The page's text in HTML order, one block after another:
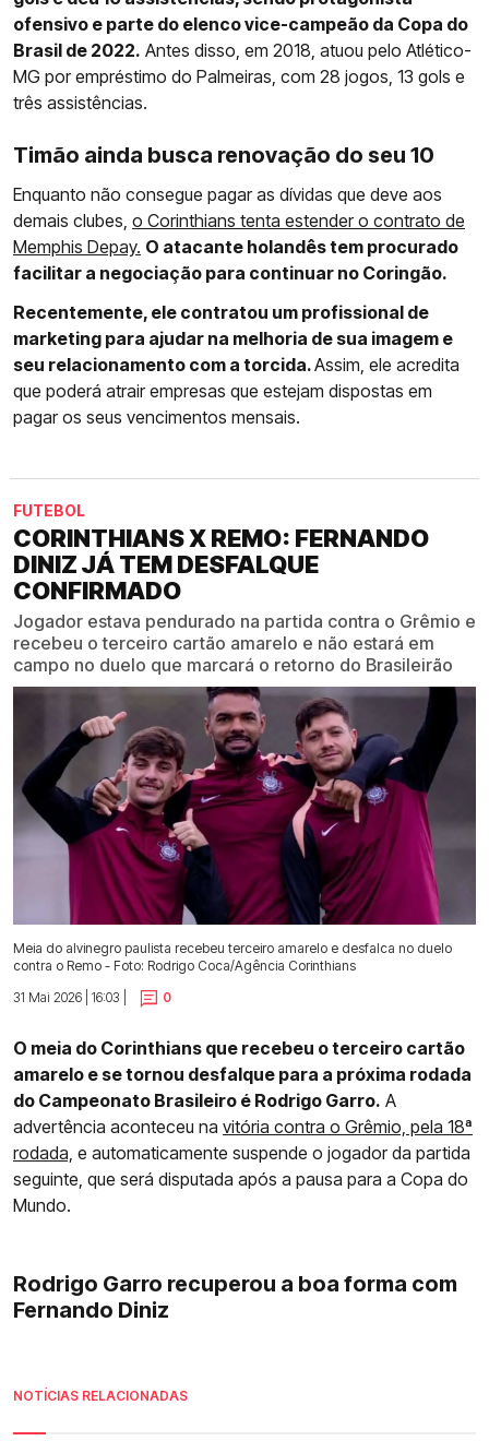
ofensivo e parte do elenco vice-campeão da Copa do
Brasil de 2022. Antes disso, em 2018, atuou pelo Atlético-
MG por empréstimo do Palmeiras, com 28 jogos, 13 gols e
três assistências.
Timão ainda busca renovação do seu 10
Enquanto não consegue pagar as dívidas que deve aos
demais clubes, o Corinthians tenta estender o contrato de
Memphis Depay. O atacante holandês tem procurado
facilitar a negociação para continuar no Coringão.
Recentemente, ele contratou um profissional de
marketing para ajudar na melhoria de sua imagem e
seu relacionamento com a torcida.Assim, ele acredita
que poderá atrair empresas que estejam dispostas em
pagar os seus vencimentos mensais.
FUTEBOL
CORINTHIANS X REMO: FERNANDO
DINIZ JÁ TEM DESFALQUE
CONFIRMADO
Jogador estava pendurado na partida contra o Grêmio e
recebeu o terceiro cartão amarelo e não estará em
campo no duelo que marcará o retorno do Brasileirão
Meia do alvinegro paulista recebeu terceiro amarelo e desfalca no duelo
contra o Remo - Foto: Rodrigo Coca/Agência Corinthians
31 Mai 2026 | 16:03 |
0
O meia do Corinthians que recebeu o terceiro cartão
amarelo e se tornou desfalque para a próxima rodada
do Campeonato Brasileiro é Rodrigo Garro. A
advertência aconteceu na vitória contra o Grêmio, pela 18ª
rodada, e automaticamente suspende o jogador da partida
seguinte, que será disputada após a pausa para a Copa do
Mundo.
Rodrigo Garro recuperou a boa forma com
Fernando Diniz
NOTÍCIAS RELACIONADAS